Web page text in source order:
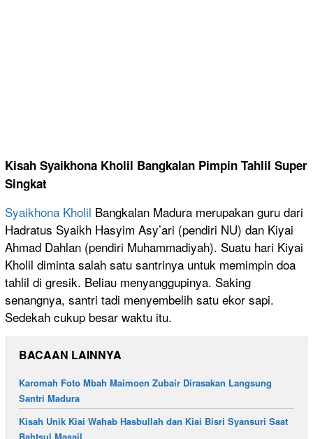
Kisah Syaikhona Kholil Bangkalan Pimpin Tahlil Super
Singkat
Syaikhona Kholil Bangkalan Madura merupakan guru dari
Hadratus Syaikh Hasyim Asy’ari (pendiri NU) dan Kiyai
Ahmad Dahlan (pendiri Muhammadiyah). Suatu hari Kiyai
Kholil diminta salah satu santrinya untuk memimpin doa
tahlil di gresik. Beliau menyanggupinya. Saking
senangnya, santri tadi menyembelih satu ekor sapi.
Sedekah cukup besar waktu itu.
BACAAN LAINNYA
Karomah Foto Mbah Maimoen Zubair Dirasakan Langsung
Santri Madura
Kisah Unik Kiai Wahab Hasbullah dan Kiai Bisri Syansuri Saat